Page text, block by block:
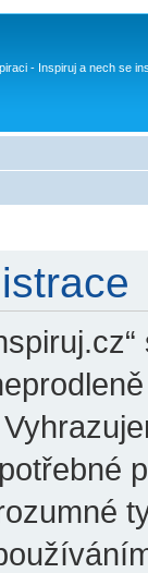
- Inspiruj a nech se